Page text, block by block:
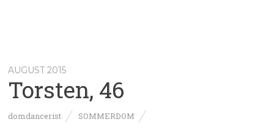
AUGUST 2015
Torsten, 46
domdancerist SOMMERDOM